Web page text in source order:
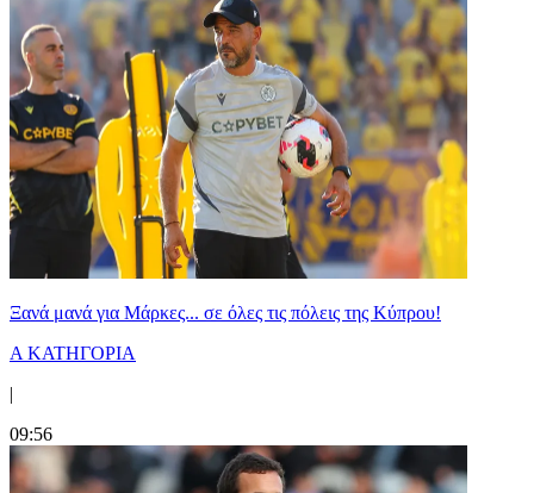
Ξανά μανά για Μάρκες... σε όλες τις πόλεις της Κύπρου!
Α ΚΑΤΗΓΟΡΙΑ
|
09:56